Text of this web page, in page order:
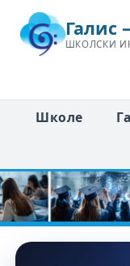
Галис
ШКОЛСКИ
Школе